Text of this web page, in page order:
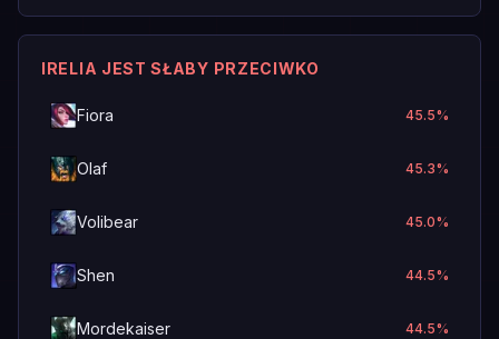
IRELIA JEST SŁABY PRZECIWKO
Fiora 45.5%
Olaf 45.3%
Volibear 45.0%
Shen 44.5%
Mordekaiser 44.5%